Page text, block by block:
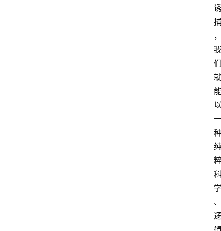
诱
捕
，
我
们
就
能
以
一
种
纯
粹
科
学
、
逻